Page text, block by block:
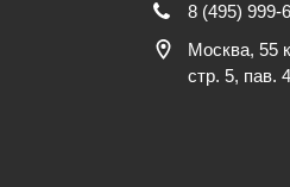
8 (495) 999-
Москва, 55
стр. 5, пав.